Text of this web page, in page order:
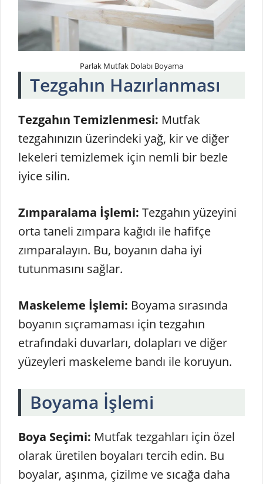
Parlak Mutfak Dolabı Boyama
Tezgahın Hazırlanması
Tezgahın Temizlenmesi: Mutfak
tezgahınızın üzerindeki yağ, kir ve diğer
lekeleri temizlemek için nemli bir bezle
iyice silin.
Zımparalama İşlemi: Tezgahın yüzeyini
orta taneli zımpara kağıdı ile hafifçe
zımparalayın. Bu, boyanın daha iyi
tutunmasını sağlar.
Maskeleme İşlemi: Boyama sırasında
boyanın sıçramaması için tezgahın
etrafındaki duvarları, dolapları ve diğer
yüzeyleri maskeleme bandı ile koruyun.
Boyama İşlemi
Boya Seçimi: Mutfak tezgahları için özel
olarak üretilen boyaları tercih edin. Bu
boyalar, aşınma, çizilme ve sıcağa daha